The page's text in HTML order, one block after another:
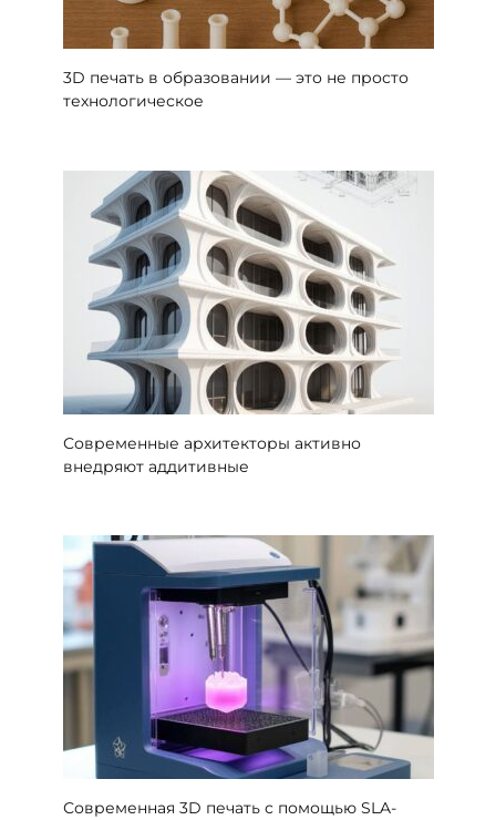
3D печать в образовании — это не просто
технологическое
Современные архитекторы активно
внедряют аддитивные
Современная 3D печать с помощью SLA-